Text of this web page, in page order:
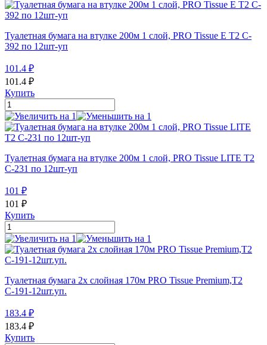
Туалетная бумага на втулке 200м 1 слой, PRO Tissue Е T2 C-
392 по 12шт-уп
101.4 ₽
101.4 ₽
Купить
Туалетная бумага на втулке 200м 1 слой, PRO Tissue LITE T2
C-231 по 12шт-уп
101 ₽
101 ₽
Купить
Туалетная бумага 2х слойная 170м PRO Tissue Premium,Т2
С-191-12шт.уп.
183.4 ₽
183.4 ₽
Купить